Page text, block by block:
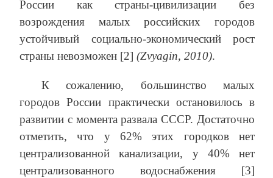
России как страны-цивилизации без
возрождения малых российских городов
устойчивый социально-экономический рост
страны невозможен [2] (Zvyagin, 2010).
К сожалению, большинство малых
городов России практически остановилось в
развитии с момента развала СССР. Достаточно
отметить, что у 62% этих городков нет
централизованной канализации, у 40% нет
централизованного водоснабжения [3]